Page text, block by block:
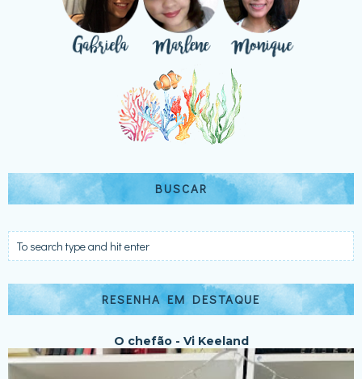
BUSCAR
RESENHA EM DESTAQUE
O chefão - Vi Keeland